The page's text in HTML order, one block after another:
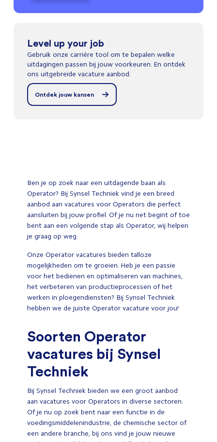
Level up your job
Gebruik onze carriére tool om te bepalen welke
uitdagingen passen bij jouw voorkeuren. En ontdek
ons uitgebreide vacature aanbod.
Ontdek jouw kansen
Ben je op zoek naar een uitdagende baan als
Operator? Bij Synsel Techniek vind je een breed
aanbod aan vacatures voor Operators die perfect
aansluiten bij jouw profiel. Of je nu net begint of toe
bent aan een volgende stap als Operator, wij helpen
je graag op weg.
Onze Operator vacatures bieden talloze
mogelijkheden om te groeien. Heb je een passie
voor het bedienen en optimaliseren van machines,
het verbeteren van productieprocessen of het
werken in ploegendiensten? Bij Synsel Techniek
hebben we de juiste Operator vacature voor jou!
Soorten Operator
vacatures bij Synsel
Techniek
Bij Synsel Techniek bieden we een groot aanbod
aan vacatures voor Operators in diverse sectoren.
Of je nu op zoek bent naar een functie in de
voedingsmiddelenindustrie, de chemische sector of
een andere branche, bij ons vind je jouw nieuwe